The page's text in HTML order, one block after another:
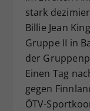
stark
Billie Jean
Gruppe II in
der
Einen Tag
gegen
ÖTV-
Zweck